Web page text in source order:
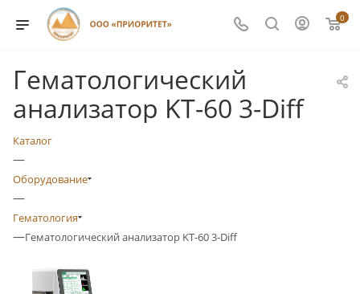
0
Гематологический
анализатор KT-60 3-Diff
Каталог
—
Оборудование
—
Гематология
—Гематологический анализатор KT-60 3-Diff